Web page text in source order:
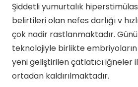
Şiddetli yumurtalık
belirtileri olan nefes darlığı v
çok nadir rastlanmaktadır.
teknolojiyle birlikte
yeni geliştirilen çatlatıcı
ortadan kaldırılmaktadır.